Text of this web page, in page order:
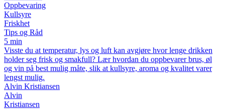
Oppbevaring
Kullsyre
Friskhet
Tips og Råd
5 min
Visste du at temperatur, lys og luft kan avgjøre hvor lenge drikken
holder seg frisk og smakfull? Lær hvordan du oppbevarer brus, øl
og vin på best mulig måte, slik at kullsyre, aroma og kvalitet varer
lengst mulig.
Alvin Kristiansen
Alvin
Kristiansen